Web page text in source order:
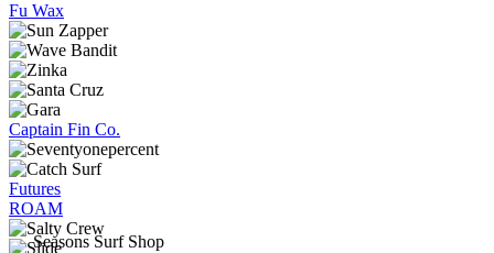
Fu Wax
Captain Fin Co.
Futures
ROAM
Seasons Surf Shop